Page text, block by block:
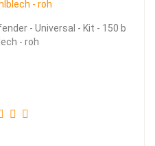
- Uni­ver­sal - Kit - 150 b
- roh